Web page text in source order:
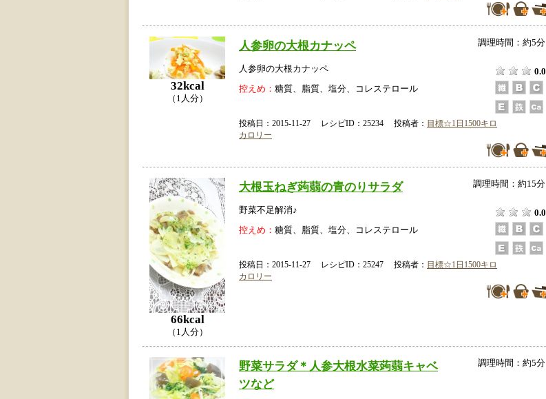
32kcal
（1人分）
人参卵の大根カナッペ 調理時間：約5分
人参卵の大根カナッペ
0.0
控えめ： 糖質、脂質、塩分、コレステロール
投稿日：2015-11-27 レシピID：25234 投稿者： 目標☆1日1500キロ
カロリー
66kcal
（1人分）
大根玉ねぎ蒟蒻の青のりサラダ 調理時間：約15分
野菜不足解消♪
0.0
控えめ： 糖質、脂質、塩分、コレステロール
投稿日：2015-11-27 レシピID：25247 投稿者： 目標☆1日1500キロ
カロリー
野菜サラダ＊人参大根水菜蒟蒻キャベ
ツなど
調理時間：約5分